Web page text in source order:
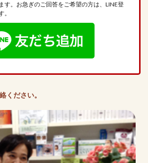
す。お急ぎのご回答をご希望の方は、LINE登
ください。